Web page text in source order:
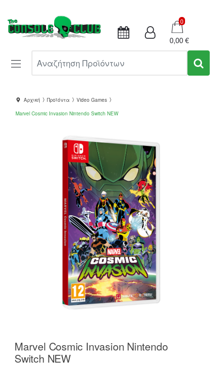
Καλάθι
0
0,00 €
Αρχική Προϊόντα
Video Games
Marvel Cosmic Invasion Nintendo Switch NEW
Marvel Cosmic Invasion Nintendo
Switch NEW